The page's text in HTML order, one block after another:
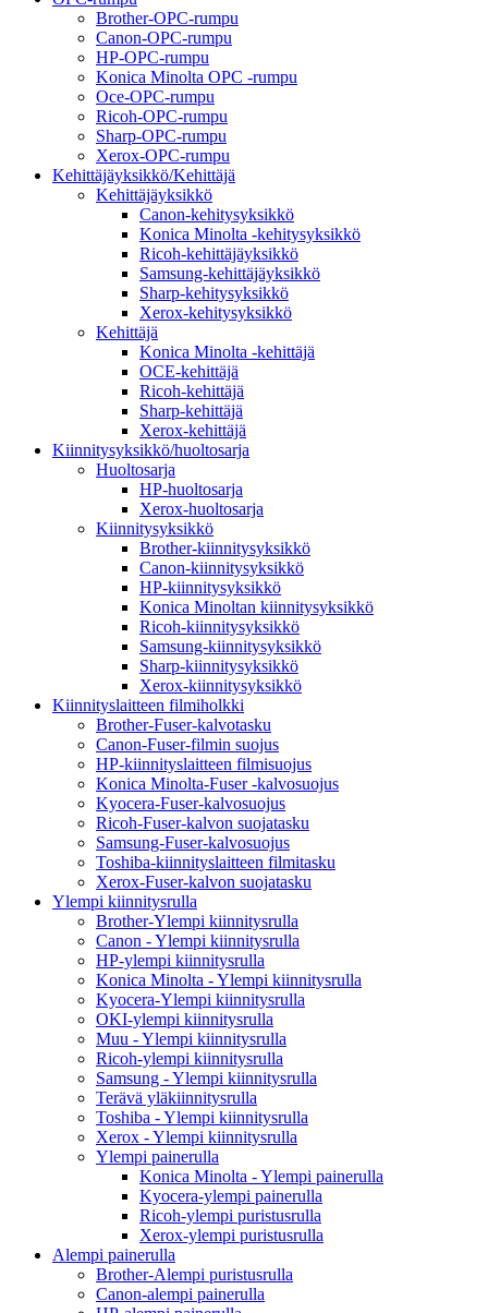
Brother-OPC-rumpu
Canon-OPC-rumpu
HP-OPC-rumpu
Konica Minolta OPC -rumpu
Oce-OPC-rumpu
Ricoh-OPC-rumpu
Sharp-OPC-rumpu
Xerox-OPC-rumpu
Kehittäjäyksikkö/Kehittäjä
Kehittäjäyksikkö
Canon-kehitysyksikkö
Konica Minolta -kehitysyksikkö
Ricoh-kehittäjäyksikkö
Samsung-kehittäjäyksikkö
Sharp-kehitysyksikkö
Xerox-kehitysyksikkö
Kehittäjä
Konica Minolta -kehittäjä
OCE-kehittäjä
Ricoh-kehittäjä
Sharp-kehittäjä
Xerox-kehittäjä
Kiinnitysyksikkö/huoltosarja
Huoltosarja
HP-huoltosarja
Xerox-huoltosarja
Kiinnitysyksikkö
Brother-kiinnitysyksikkö
Canon-kiinnitysyksikkö
HP-kiinnitysyksikkö
Konica Minoltan kiinnitysyksikkö
Ricoh-kiinnitysyksikkö
Samsung-kiinnitysyksikkö
Sharp-kiinnitysyksikkö
Xerox-kiinnitysyksikkö
Kiinnityslaitteen filmiholkki
Brother-Fuser-kalvotasku
Canon-Fuser-filmin suojus
HP-kiinnityslaitteen filmisuojus
Konica Minolta-Fuser -kalvosuojus
Kyocera-Fuser-kalvosuojus
Ricoh-Fuser-kalvon suojatasku
Samsung-Fuser-kalvosuojus
Toshiba-kiinnityslaitteen filmitasku
Xerox-Fuser-kalvon suojatasku
Ylempi kiinnitysrulla
Brother-Ylempi kiinnitysrulla
Canon - Ylempi kiinnitysrulla
HP-ylempi kiinnitysrulla
Konica Minolta - Ylempi kiinnitysrulla
Kyocera-Ylempi kiinnitysrulla
OKI-ylempi kiinnitysrulla
Muu - Ylempi kiinnitysrulla
Ricoh-ylempi kiinnitysrulla
Samsung - Ylempi kiinnitysrulla
Terävä yläkiinnitysrulla
Toshiba - Ylempi kiinnitysrulla
Xerox - Ylempi kiinnitysrulla
Ylempi painerulla
Konica Minolta - Ylempi painerulla
Kyocera-ylempi painerulla
Ricoh-ylempi puristusrulla
Xerox-ylempi puristusrulla
Alempi painerulla
Brother-Alempi puristusrulla
Canon-alempi painerulla